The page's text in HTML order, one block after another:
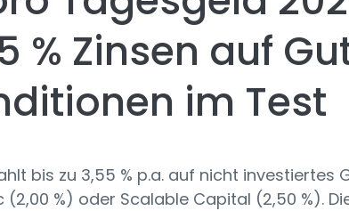
% Zinsen auf
im Test
bis zu 3,55 % p.a. auf nicht
(2,00 %) oder Scalable Capital (2,50 %).